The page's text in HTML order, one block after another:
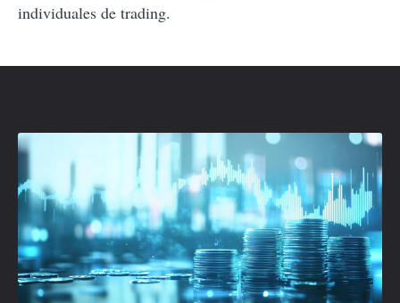
individuales de trading.